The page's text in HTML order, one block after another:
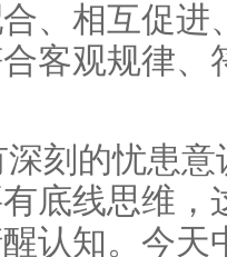
、相互促进
客观规律、
刻的忧患
底线思维，
认知。今天